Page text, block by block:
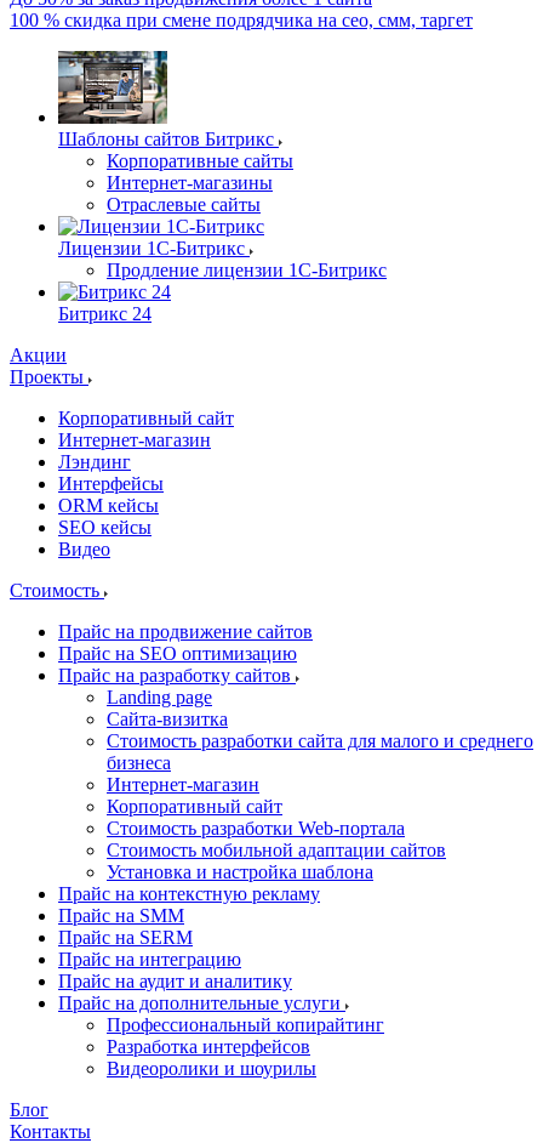
100 % скидка при смене подрядчика на сео, смм, таргет
Шаблоны сайтов Битрикс
Корпоративные сайты
Интернет-магазины
Отраслевые сайты
Лицензии 1С-Битрикс
Продление лицензии 1С-Битрикс
Битрикс 24
Акции
Проекты
Корпоративный сайт
Интернет-магазин
Лэндинг
Интерфейсы
ORM кейсы
SEO кейсы
Видео
Стоимость
Прайс на продвижение сайтов
Прайс на SEO оптимизацию
Прайс на разработку сайтов
Landing page
Cайта-визитка
Стоимость разработки сайта для малого и среднего
бизнеса
Интернет-магазин
Корпоративный сайт
Стоимость разработки Web-портала
Стоимость мобильной адаптации сайтов
Установка и настройка шаблона
Прайс на контекстную рекламу
Прайс на SMM
Прайс на SERM
Прайс на интеграцию
Прайс на аудит и аналитику
Прайс на дополнительные услуги
Профессиональный копирайтинг
Разработка интерфейсов
Видеоролики и шоурилы
Блог
Контакты